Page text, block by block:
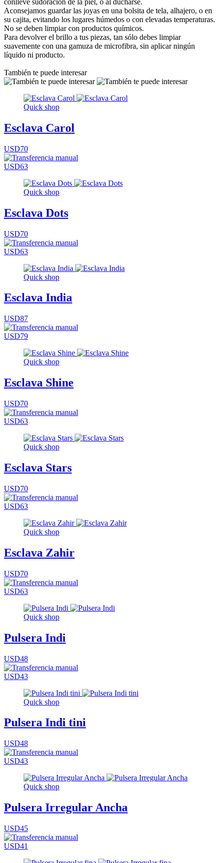
Aconsejamos guardar las joyas en una bolsita de tela, alhajero, o en
su cajita, evitando los lugares húmedos o con elevadas temperaturas.
No se deben limpiar con productos químicos.
Para devolver el brillo a tus piezas, tan sólo debes limpiar
suavemente con una gamuza de microfibra, sin aplicar ningún
líquido ni producto.
También te puede interesar
Quick shop
Esclava Carol
USD70
USD63
Quick shop
Esclava Dots
USD70
USD63
Quick shop
Esclava India
USD87
USD79
Quick shop
Esclava Shine
USD70
USD63
Quick shop
Esclava Stars
USD70
USD63
Quick shop
Esclava Zahir
USD70
USD63
Quick shop
Pulsera Indi
USD48
USD43
Quick shop
Pulsera Indi tini
USD48
USD43
Quick shop
Pulsera Irregular Ancha
USD45
USD41